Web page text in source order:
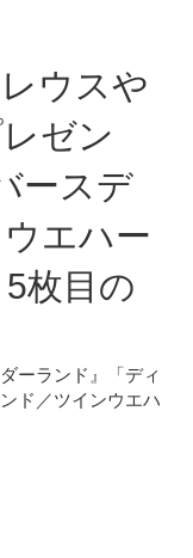
ウスや
ゼン
ースデ
エハー
枚目の
ーランド』「ディ
ド／ツインウエハ